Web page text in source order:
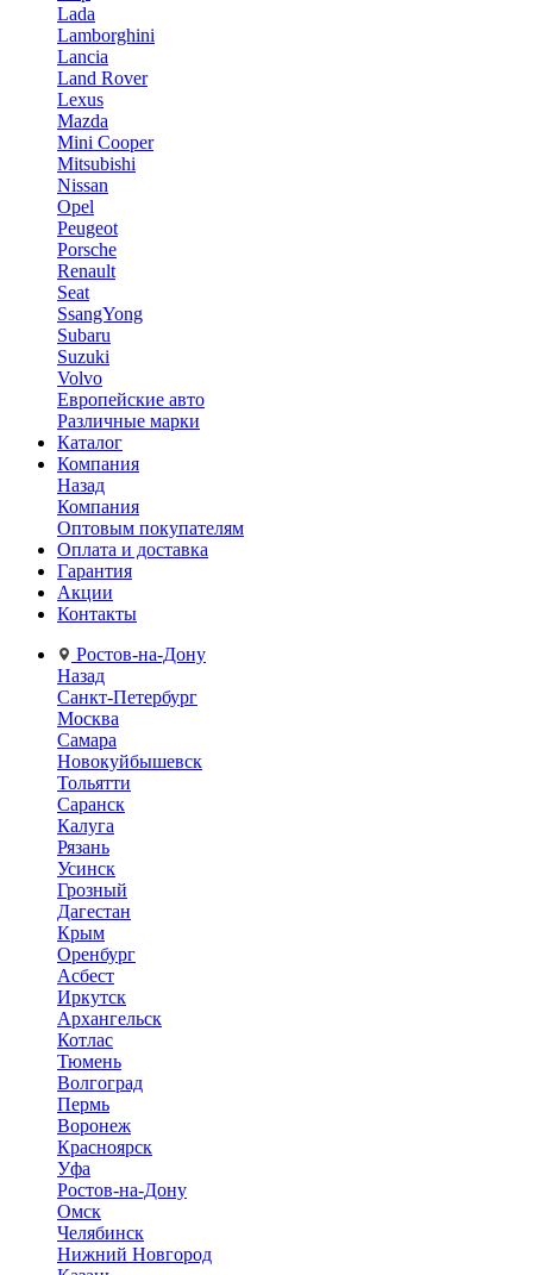
Lada
Lamborghini
Lancia
Land Rover
Lexus
Mazda
Mini Cooper
Mitsubishi
Nissan
Opel
Peugeot
Porsche
Renault
Seat
SsangYong
Subaru
Suzuki
Volvo
Европейские авто
Различные марки
Каталог
Компания
Назад
Компания
Оптовым покупателям
Оплата и доставка
Гарантия
Акции
Контакты
Ростов-на-Дону
Назад
Санкт-Петербург
Москва
Самара
Новокуйбышевск
Тольятти
Саранск
Калуга
Рязань
Усинск
Грозный
Дагестан
Крым
Оренбург
Асбест
Иркутск
Архангельск
Котлас
Тюмень
Волгоград
Пермь
Воронеж
Красноярск
Уфа
Ростов-на-Дону
Омск
Челябинск
Нижний Новгород